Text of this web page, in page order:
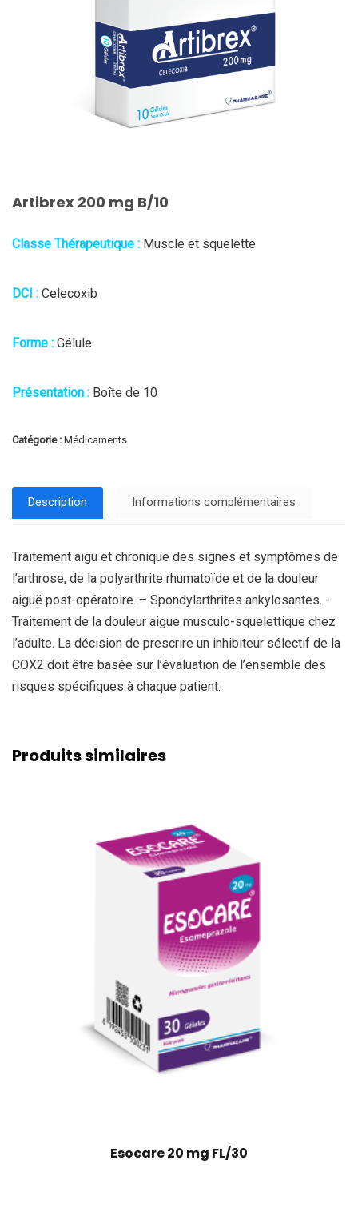
Artibrex 200 mg B/10
Classe Thérapeutique : Muscle et squelette
DCI : Celecoxib
Forme : Gélule
Présentation : Boîte de 10
Catégorie : Médicaments
Description Informations complémentaires
Traitement aigu et chronique des signes et symptômes de
l’arthrose, de la polyarthrite rhumatoïde et de la douleur
aiguë post-opératoire. – Spondylarthrites ankylosantes. -
Traitement de la douleur aigue musculo-squelettique chez
l’adulte. La décision de prescrire un inhibiteur sélectif de la
COX2 doit être basée sur l’évaluation de l’ensemble des
risques spécifiques à chaque patient.
Produits similaires
Esocare 20 mg FL/30